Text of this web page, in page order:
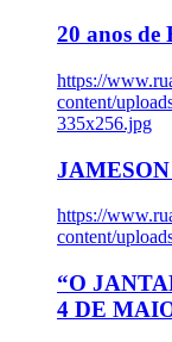
20 anos
https://
content/
335x256.jpg
https://
content/
“O
4 DE